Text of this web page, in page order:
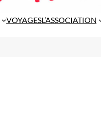
VOYAGESL’ASSOCIATION